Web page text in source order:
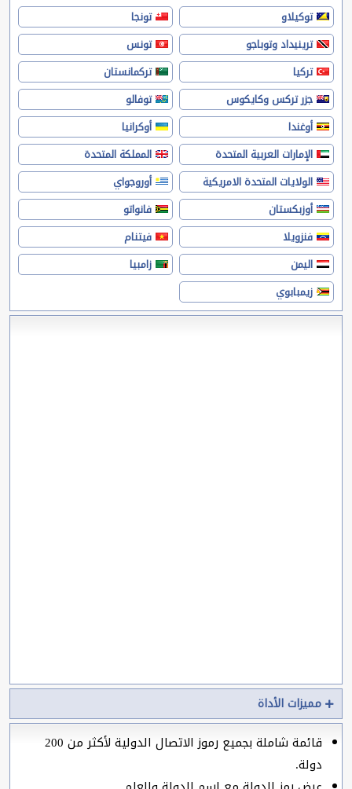
توكيلاو
تونجا
ترينيداد وتوباجو
تونس
تركيا
تركمانستان
جزر تركس وكايكوس
توفالو
أوغندا
أوكرانيا
الإمارات العربية المتحدة
المملكة المتحدة
الولايات المتحدة الامريكية
أوروجواي
أوزبكستان
فانواتو
فنزويلا
فيتنام
اليمن
زامبيا
زيمبابوي
مميزات الأداة
قائمة شاملة بجميع رموز الاتصال الدولية لأكثر من 200
دولة.